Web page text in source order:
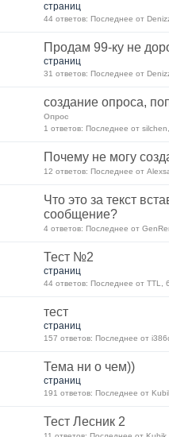
страниц
44 ответов: Последнее от
Продам 99-ку не
страниц
31 ответов: Последнее от
создание опроса,
Опрос
1 ответов: Последнее от
Почему не могу
12 ответов: Последнее от
Что это за текст
сообщение?
4 ответов: Последнее от
Тест №2
страниц
44 ответов: Последнее от TTL,
тест
страниц
157 ответов: Последнее от
Тема ни о чем))
страниц
191 ответов: Последнее от
Тест Лесник 2